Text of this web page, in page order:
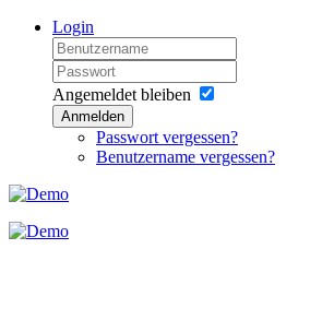
Login
Angemeldet bleiben
Anmelden
Passwort vergessen?
Benutzername vergessen?